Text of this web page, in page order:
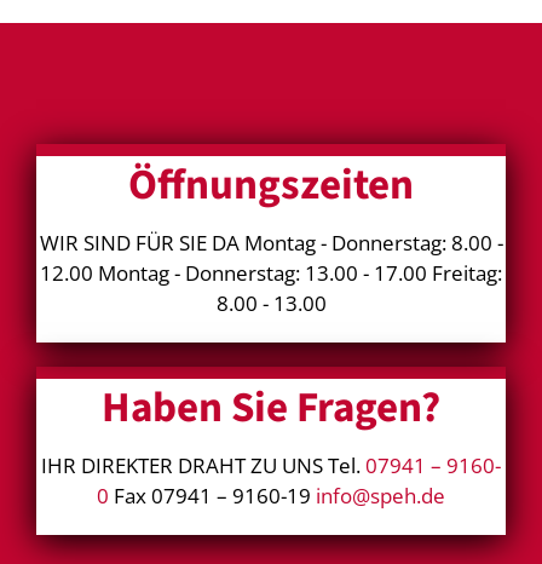
Öffnungszeiten
WIR SIND FÜR SIE DA Montag - Donnerstag: 8.00 -
12.00 Montag - Donnerstag: 13.00 - 17.00 Freitag:
8.00 - 13.00
Haben Sie Fragen?
IHR DIREKTER DRAHT ZU UNS Tel.07941 – 9160-
0 Fax 07941 – 9160-19 info@speh.de